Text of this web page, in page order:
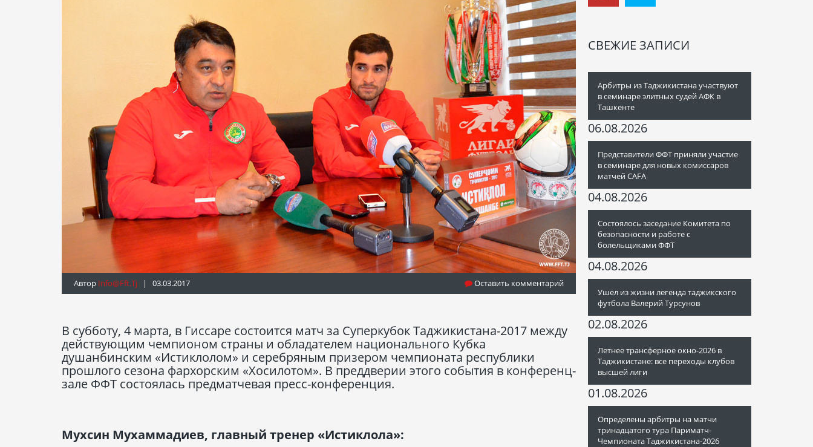
Автор Info@fft.tj | 03.03.2017 Оставить комментарий
В субботу, 4 марта, в Гиссаре состоится матч за Суперкубок Таджикистана-2017 между
действующим чемпионом страны и обладателем национального Кубка
душанбинским «Истиклолом» и серебряным призером чемпионата республики
прошлого сезона фархорским «Хосилотом». В преддверии этого события в конференц-
зале ФФТ состоялась предматчевая пресс-конференция.
Мухсин Мухаммадиев, главный тренер «Истиклола»:
СВЕЖИЕ ЗАПИСИ
Арбитры из Таджикистана участвуют
в семинаре элитных судей АФК в
Ташкенте
06.08.2026
Представители ФФТ приняли участие
в семинаре для новых комиссаров
матчей CAFA
04.08.2026
Состоялось заседание Комитета по
безопасности и работе с
болельщиками ФФТ
04.08.2026
Ушел из жизни легенда таджикского
футбола Валерий Турсунов
02.08.2026
Летнее трансферное окно-2026 в
Таджикистане: все переходы клубов
высшей лиги
01.08.2026
Определены арбитры на матчи
тринадцатого тура Париматч-
Чемпионата Таджикистана-2026